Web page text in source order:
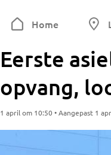
Home
Eerste
opvang,
1 april om 10:50 • Aangepast 1